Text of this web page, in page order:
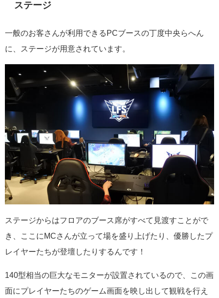
ステージ
一般のお客さんが利用できるPCブースの丁度中央らへん
に、ステージが用意されています。
ステージからはフロアのブース席がすべて見渡すことがで
き、ここにMCさんが立って場を盛り上げたり、優勝したプ
レイヤーたちが登壇したりするんです！
140型相当の巨大なモニターが設置されているので、この画
面にプレイヤーたちのゲーム画面を映し出して観戦を行え